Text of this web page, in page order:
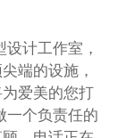
计工作室，
端的设施，
爱美的您打
一个负责任的